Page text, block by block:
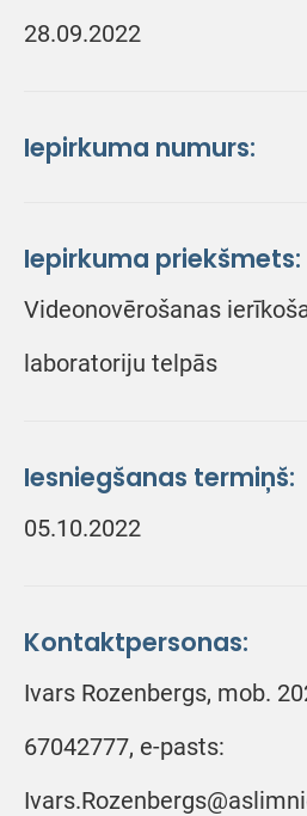
28.09.2022
Iepirkuma numurs:
Iepirkuma priekšmets:
Videonovērošanas
laboratoriju telpās
Iesniegšanas termiņš:
05.10.2022
Kontaktpersonas:
Ivars Rozenbergs, mob.
67042777, e-pasts: